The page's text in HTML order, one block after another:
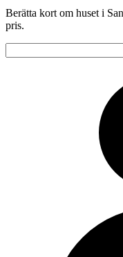
Berätta kort om huset i
pris.